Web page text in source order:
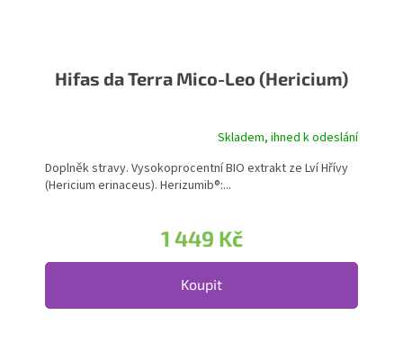
Hifas da Terra Mico-Leo (Hericium)
Skladem, ihned k odeslání
1 449 Kč
Koupit
Doplněk stravy. Vysokoprocentní BIO extrakt ze Lví Hřívy
(Hericium erinaceus). Herizumib®:...